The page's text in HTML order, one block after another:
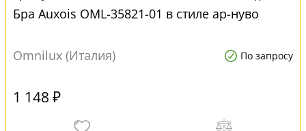
Бра Auxois OML-35821-01 в стиле ар-нуво
Omnilux (Италия) По запросу
1 148 ₽